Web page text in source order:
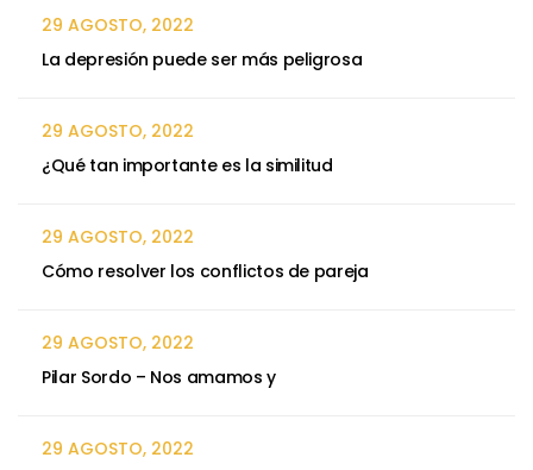
29 AGOSTO, 2022
La depresión puede ser más peligrosa
29 AGOSTO, 2022
¿Qué tan importante es la similitud
29 AGOSTO, 2022
Cómo resolver los conflictos de pareja
29 AGOSTO, 2022
Pilar Sordo – Nos amamos y
29 AGOSTO, 2022